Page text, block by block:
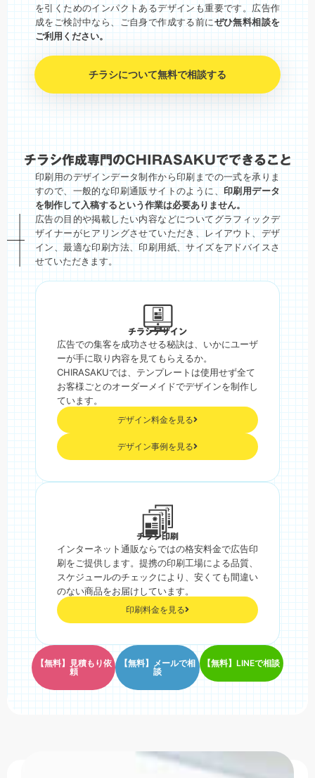
を引くためのインパクトあるデザインも重要です。広告作
成をご検討中なら、ご自身で作成する前にぜひ無料相談を
ご利用ください。
チラシについて無料で相談する
チラシ作成専門のCHIRASAKUでできること
印刷用のデザインデータ制作から印刷までの一式を承りま
すので、一般的な印刷通販サイトのように、 印刷用データ
を制作して入稿するという作業は必要ありません。
広告の目的や掲載したい内容などについてグラフィックデ
ザイナーがヒアリングさせていただき、レイアウト、デザ
イン、最適な印刷方法、印刷用紙、サイズをアドバイスさ
せていただきます。
チラシデザイン
広告での集客を成功させる秘訣は、いかにユーザ
ーが手に取り内容を見てもらえるか。
CHIRASAKUでは、テンプレートは使用せず全て
お客様ごとのオーダーメイドでデザインを制作し
ています。
デザイン料金を見る
デザイン事例を見る
チラシ印刷
インターネット通販ならではの格安料金で広告印
刷をご提供します。提携の印刷工場による品質、
スケジュールのチェックにより、安くても間違い
のない商品をお届けしています。
印刷料金を見る
【無料】見積もり依
頼
【無料】メールで相
談
【無料】LINEで相談